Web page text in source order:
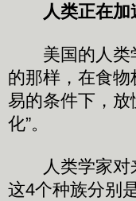
人类正在
美国的人类学
的那样，在食
易的条件下，
化”。
人类学家对来
这4个种族分别